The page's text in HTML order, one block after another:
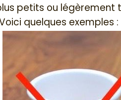
petits ou
quelques exemples :